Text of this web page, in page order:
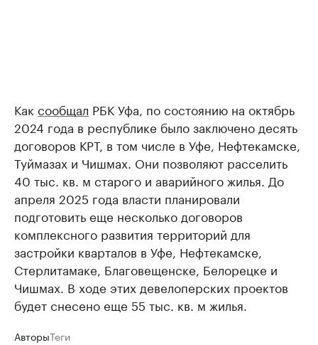
Как сообщал РБК Уфа, по состоянию на октябрь
2024 года в республике было заключено десять
договоров КРТ, в том числе в Уфе, Нефтекамске,
Туймазах и Чишмах. Они позволяют расселить
40 тыс. кв. м старого и аварийного жилья. До
апреля 2025 года власти планировали
подготовить еще несколько договоров
комплексного развития территорий для
застройки кварталов в Уфе, Нефтекамске,
Стерлитамаке, Благовещенске, Белорецке и
Чишмах. В ходе этих девелоперских проектов
будет снесено еще 55 тыс. кв. м жилья.
АвторыТеги